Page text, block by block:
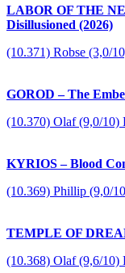
LABOR OF THE
Disillusioned (2026)
(10.371) Robse (3,0/
GOROD – The
(10.370) Olaf (9,0/10)
KYRIOS – Blood
(10.369) Phillip (9,0/
TEMPLE OF
(10.368) Olaf (9,6/10)